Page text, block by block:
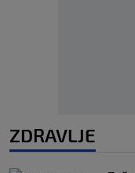
ZDRAVLJE